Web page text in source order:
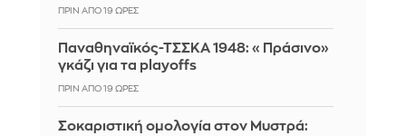
ΠΡΙΝ ΑΠΌ 19 ΏΡΕΣ
Παναθηναϊκός-ΤΣΣΚΑ 1948: «Πράσινο»
γκάζι για τα playoffs
ΠΡΙΝ ΑΠΌ 19 ΏΡΕΣ
Σοκαριστική ομολογία στον Μυστρά: